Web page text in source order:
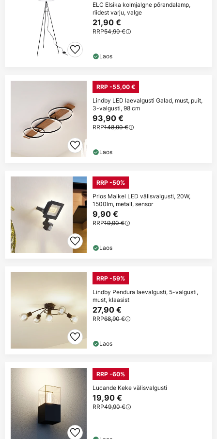
ELC Elsika kolmjalgne põrandalamp,
riidest varju, valge
21,90 €
RRP54,90 €
Laos
RRP -55,00 €
Lindby LED laevalgusti Galad, must, puit,
3-valgusti, 98 cm
93,90 €
RRP148,90 €
Laos
RRP -50%
Prios Maikel LED välisvalgusti, 20W,
1500lm, metall, sensor
9,90 €
RRP19,90 €
Laos
RRP -59%
Lindby Pendura laevalgusti, 5-valgusti,
must, klaasist
27,90 €
RRP68,90 €
Laos
RRP -60%
Lucande Keke välisvalgusti
19,90 €
RRP49,90 €